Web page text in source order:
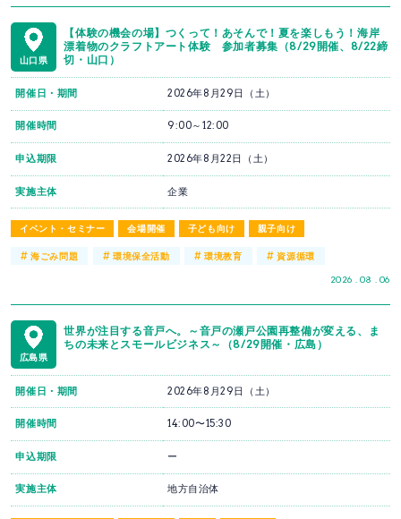
山口県
【体験の機会の場】つくって！あそんで！夏を楽しもう！海岸
漂着物のクラフトアート体験 参加者募集（8/29開催、8/22締
切・山口）
イベント・セミナー 会場開催 子ども向け 親子向け
2026 . 08 . 06
開催日・期間 2026年8月29日（土）
開催時間 9:00～12:00
申込期限 2026年8月22日（土）
実施主体 企業
#海ごみ問題 # 環境保全活動 #環境教育 #資源循環
広島県
世界が注目する音戸へ。～音戸の瀬戸公園再整備が変える、ま
ちの未来とスモールビジネス～（8/29開催・広島）
開催日・期間 2026年8月29日（土）
開催時間 14:00〜15:30
申込期限 ー
実施主体 地方自治体